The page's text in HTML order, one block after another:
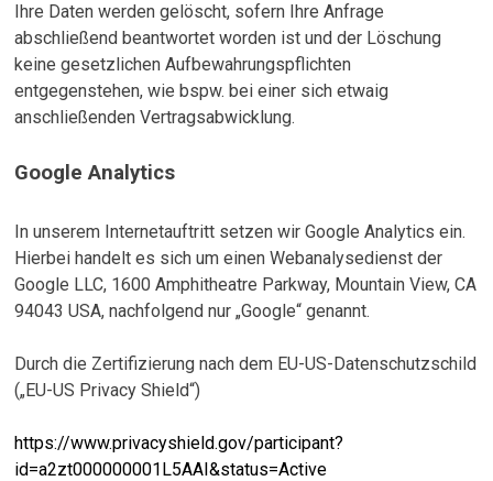
Ihre Daten werden gelöscht, sofern Ihre Anfrage
abschließend beantwortet worden ist und der Löschung
keine gesetzlichen Aufbewahrungspflichten
entgegenstehen, wie bspw. bei einer sich etwaig
anschließenden Vertragsabwicklung.
Google Analytics
In unserem Internetauftritt setzen wir Google Analytics ein.
Hierbei handelt es sich um einen Webanalysedienst der
Google LLC, 1600 Amphitheatre Parkway, Mountain View, CA
94043 USA, nachfolgend nur „Google“ genannt.
Durch die Zertifizierung nach dem EU-US-Datenschutzschild
(„EU-US Privacy Shield“)
https://www.privacyshield.gov/participant?
id=a2zt000000001L5AAI&status=Active